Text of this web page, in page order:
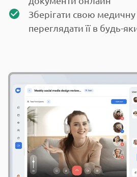
Зберігати свою медичну
переглядати її в будь-